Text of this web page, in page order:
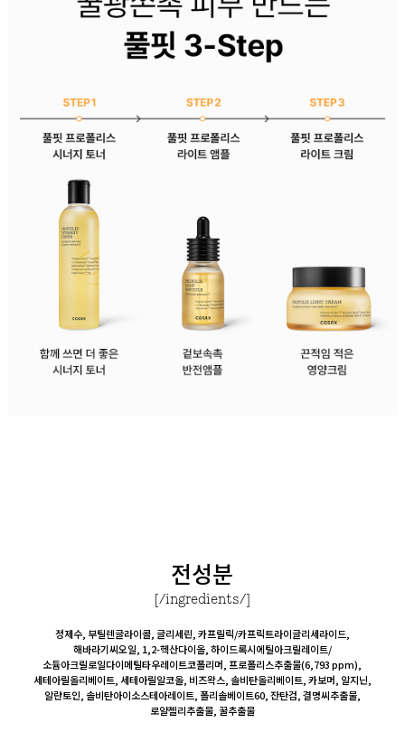
전성분
[/ingredients/]
정제수, 부틸렌글라이콜, 글리세린, 카프릴릭/카프릭트라이글리세라이드,
해바라기씨오일, 1,2-헥산다이올, 하이드록시에틸아크릴레이트/
소듐아크릴로일다이메틸타우레이트코폴리머, 프로폴리스추출물(6,793 ppm),
세테아릴올리베이트, 세테아릴알코올, 비즈왁스, 솔비탄올리베이트, 카보머, 알지닌,
알란토인, 솔비탄아이소스테아레이트, 폴리솔베이트60, 잔탄검, 결명씨추출물,
로얄젤리추출물, 꿀추출물